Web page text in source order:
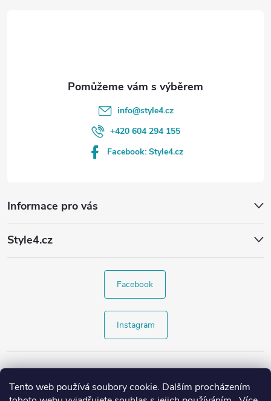
Tento web používá soubory cookie. Dalším procházením
Informace pro vás
Style4.cz
info@style4.cz
+420 604 294 155
Facebook: Style4.cz
Facebook
Instagram